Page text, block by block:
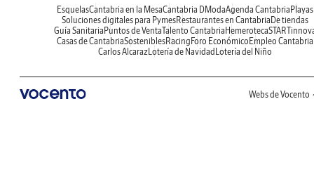
EsquelasCantabria en la MesaCantabria DModaAgenda CantabriaPlayas
Soluciones digitales para PymesRestaurantes en CantabriaDe tiendas
Guía SanitariaPuntos de VentaTalento CantabriaHemeroteca
Casas de CantabriaSosteniblesRacingForo EconómicoEmpleo Cantabria
Carlos AlcarazLotería de NavidadLotería del Niño
Webs de Vocento